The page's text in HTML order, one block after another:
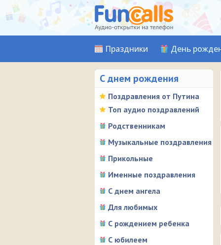
Праздники День
С днем рождения
Поздравления от Путина
Топ аудио поздравлений
Родственникам
Музыкальные поздравления
Прикольные
Именные поздравления
С днем ангела
Для любимых
С рождением ребенка
С юбилеем